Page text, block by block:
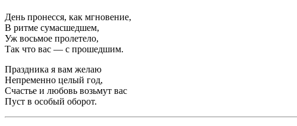
День пронесся, как мгновение,
В ритме сумасшедшем,
Уж восьмое пролетело,
Так что вас — с прошедшим.
Праздника я вам желаю
Непременно целый год,
Счастье и любовь возьмут вас
Пуст в особый оборот.